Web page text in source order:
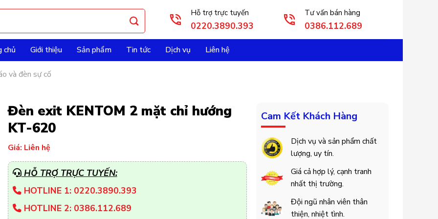
Hỗ trợ trực tuyến
0220.3890.393
Tư vấn bán hàng
0386.112.689
chủ Giới thiệu Sản phẩm Tin tức Dịch vụ Liên hệ
và đèn sự cố
Đèn exit KENTOM 2 mặt chỉ hướng
KT-620
Giá: Liên hệ
HỖ TRỢ TRỰC TUYẾN:
HOTLINE 1: 0220.3890.393
HOTLINE 2: 0386.112.689
Cam Kết Khách Hàng
Dịch vụ và sản phẩm chất
lượng, uy tín.
Giá cả hợp lý, cạnh tranh
nhất thị trường.
Đội ngũ nhân viên thân
thiện, nhiệt tình.